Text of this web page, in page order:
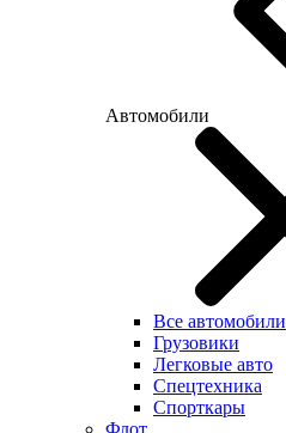
Автомобили
Все автомобили
Грузовики
Легковые авто
Спецтехника
Спорткары
Флот